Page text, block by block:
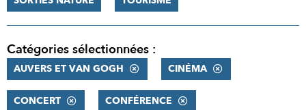
Catégories sélectionnées :
AUVERS ET VAN GOGH CINÉMA
CONCERT CONFÉRENCE